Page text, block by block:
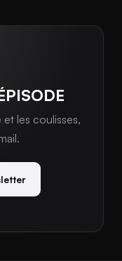
les coulisses,